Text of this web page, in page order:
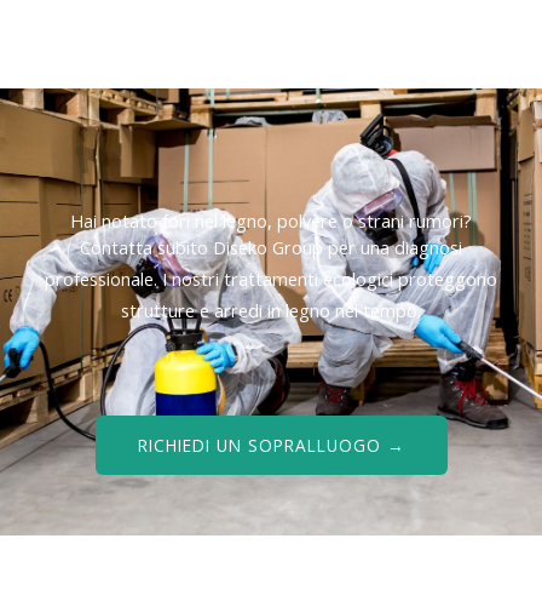
Hai notato fori nel legno, polvere o strani rumori?
Contatta subito Diseko Group per una diagnosi
professionale. I nostri trattamenti ecologici proteggono
strutture e arredi in legno nel tempo.
RICHIEDI UN SOPRALLUOGO →